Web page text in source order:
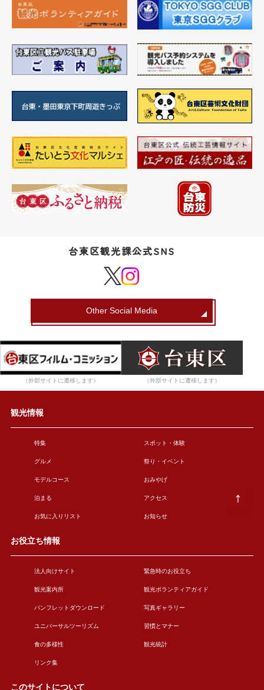
台東区観光課公式SNS
Other Social Media
（外部サイトに遷移します） （外部サイトに遷移します）
観光情報
特集 スポット・体験
グルメ 祭り・イベント
モデルコース おみやげ
泊まる アクセス
お気に入りリスト お知らせ
お役立ち情報
法人向けサイト 緊急時のお役立ち
観光案内所 観光ボランティアガイド
パンフレットダウンロード 写真ギャラリー
ユニバーサルツーリズム 習慣とマナー
食の多様性 観光統計
リンク集
このサイトについて